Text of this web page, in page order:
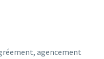
agencement